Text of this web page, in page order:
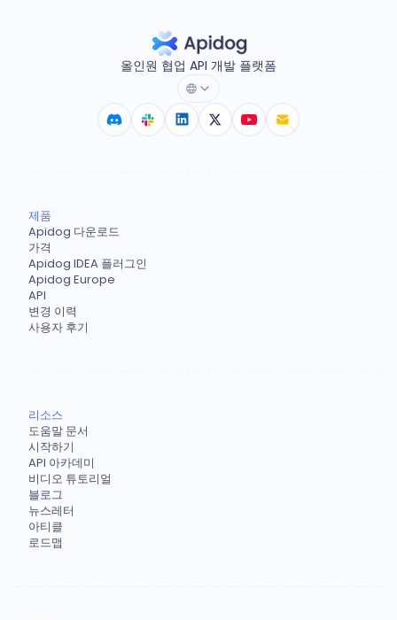
올인원 협업 API 개발 플랫폼
제품
Apidog 다운로드
가격
Apidog IDEA 플러그인
Apidog Europe
API
변경 이력
사용자 후기
리소스
도움말 문서
시작하기
API 아카데미
비디오 튜토리얼
블로그
뉴스레터
아티클
로드맵